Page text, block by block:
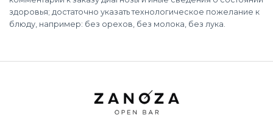
здоровья; достаточно указать технологическое пожелание к
блюду, например: без орехов, без молока, без лука.